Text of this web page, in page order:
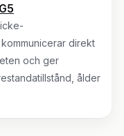
direkt
och ger
ålder